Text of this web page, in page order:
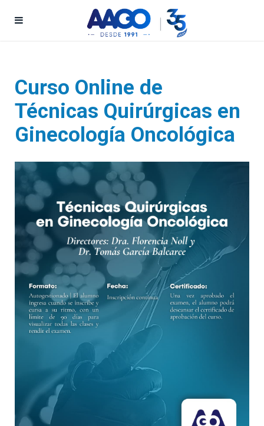
Curso Online de
Técnicas Quirúrgicas en
Ginecología Oncológica